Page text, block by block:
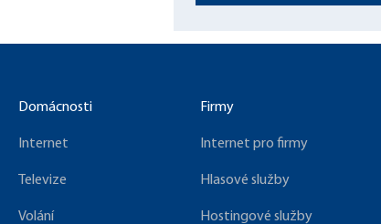
Domácnosti
Internet
Televize
Volání
Firmy
Internet pro firmy
Hlasové služby
Hostingové služby